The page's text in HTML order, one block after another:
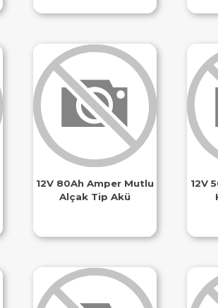
12V 80Ah Amper Mutlu
Alçak Tip Akü
12V